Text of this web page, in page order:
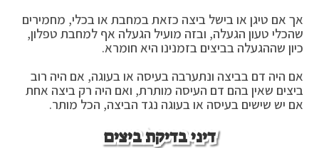
אך אם טיגן או בישל ביצה כזאת במחבת או בכלי, מחמירים
שהכלי טעון הגעלה, ובזה מועיל הגעלה אף למחבת טפלון,
כיון שההגעלה בביצים בזמנינו היא חומרא.
אם היה דם בביצה ונתערבה בעיסה או בעוגה, אם היה רוב
ביצים שאין בהם דם העיסה מותרת, ואם היה רק ביצה אחת
אם יש שישים בעיסה או בעוגה נגד הביצה, הכל מותר.
דיני בדיקת ביצים